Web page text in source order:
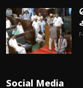
Social Media